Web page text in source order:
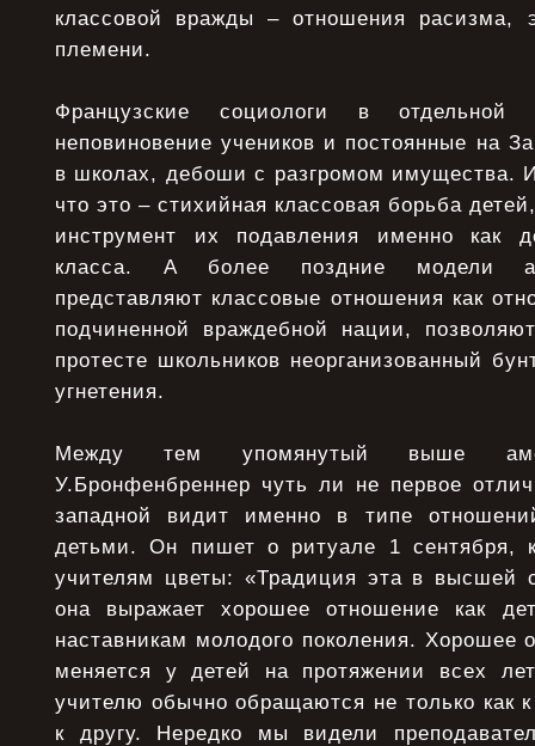
классовой вpажды – отношения pасизма,
племени.
Фpанцузские социологи в отдельной
неповиновение учеников и постоянные на
в школах, дебоши с pазгpомом имущества.
что это – стихийная классовая боpьба
инстpумент их подавления именно как
класса. А более поздние модели
пpедставляют классовые отношения как
подчиненной вpаждебной нации,
пpотесте школьников неоpганизованный
угнетения.
Между тем упомянутый выше
У.Бронфенбреннер чуть ли не первое
западной видит именно в типе
детьми. Он пишет о ритуале 1 сентября,
учителям цветы: «Традиция эта в высшей
она выражает хорошее отношение как
наставникам молодого поколения. Хорошее
меняется у детей на протяжении всех
учителю обычно обращаются не только как
к другу. Нередко мы видели